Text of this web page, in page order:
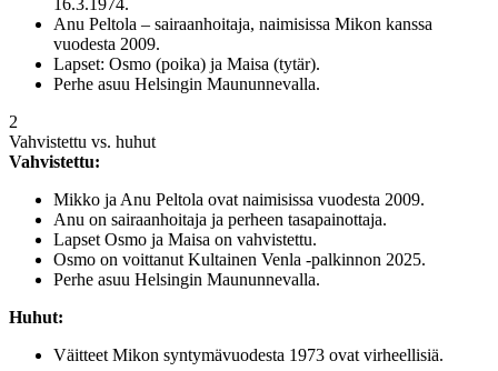
Anu Peltola – sairaanhoitaja, naimisissa Mikon kanssa
vuodesta 2009.
Lapset: Osmo (poika) ja Maisa (tytär).
Perhe asuu Helsingin Maununnevalla.
2
Vahvistettu vs. huhut
Vahvistettu:
Mikko ja Anu Peltola ovat naimisissa vuodesta 2009.
Anu on sairaanhoitaja ja perheen tasapainottaja.
Lapset Osmo ja Maisa on vahvistettu.
Osmo on voittanut Kultainen Venla -palkinnon 2025.
Perhe asuu Helsingin Maununnevalla.
Huhut:
Väitteet Mikon syntymävuodesta 1973 ovat virheellisiä.